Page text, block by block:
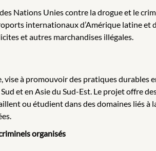
Nations Unies contre la drogue et le
internationaux d’Amérique latine et
et autres marchandises illégales.
à promouvoir des pratiques durables
et en Asie du Sud-Est. Le projet offre
ou étudient dans des domaines liés à
organisés